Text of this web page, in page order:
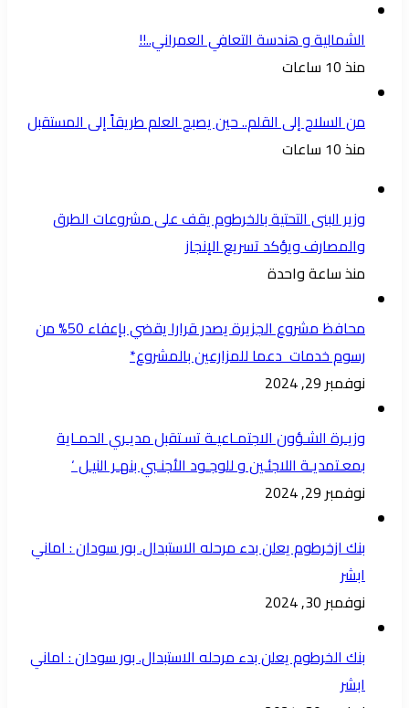
الشمالية و هندسة التعافي العمراني..!!
منذ 10 ساعات
من السلاح إلى القلم.. حين يصبح العلم طريقاً إلى المستقبل
منذ 10 ساعات
وزير البنى التحتية بالخرطوم يقف على مشروعات الطرق
والمصارف ويؤكد تسريع الإنجاز
منذ ساعة واحدة
محافظ مشروع الجزيرة يصدر قرارا يقضي بإعفاء 50% من
رسوم خدمات دعما للمزارعين بالمشروع*
نوفمبر 29, 2024
وزيـرة الشـؤون الاجتمـاعيـة تسـتقبل مديـري الحمـاية
بمعـتمديـة اللاجئـين و للوجـود الأجنـبي بنهـر النيـل ‘
نوفمبر 29, 2024
بنك ازخرطوم يعلن بدء مرحله الاستبدال. بور سودان : اماني
ابشر
نوفمبر 30, 2024
بنك الخرطوم يعلن بدء مرحله الاستبدال. بور سودان : اماني
ابشر